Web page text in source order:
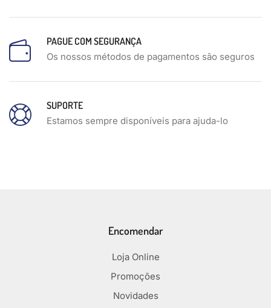
PAGUE COM SEGURANÇA
Os nossos métodos de pagamentos são seguros
SUPORTE
Estamos sempre disponíveis para ajuda-lo
Encomendar
Loja Online
Promoções
Novidades